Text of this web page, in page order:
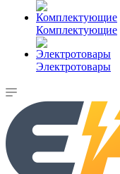
Комплектующие
Электротовары